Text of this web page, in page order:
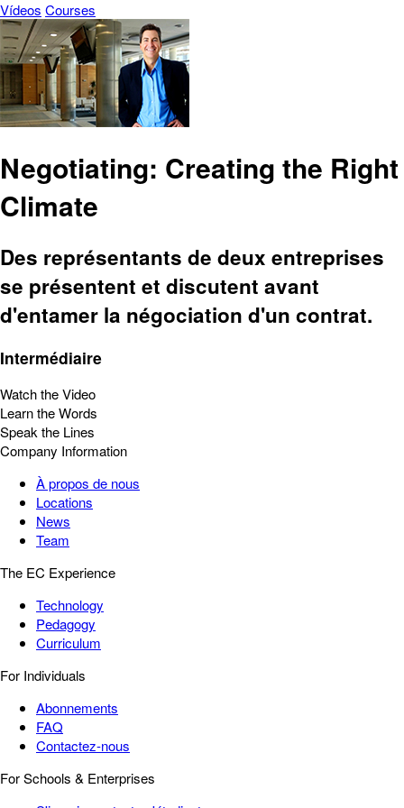
Vídeos Courses
Negotiating: Creating the Right
Climate
Des représentants de deux entreprises
se présentent et discutent avant
d'entamer la négociation d'un contrat.
Intermédiaire
Watch the Video
Learn the Words
Speak the Lines
Company Information
À propos de nous
Locations
News
Team
The EC Experience
Technology
Pedagogy
Curriculum
For Individuals
Abonnements
FAQ
Contactez-nous
For Schools & Enterprises